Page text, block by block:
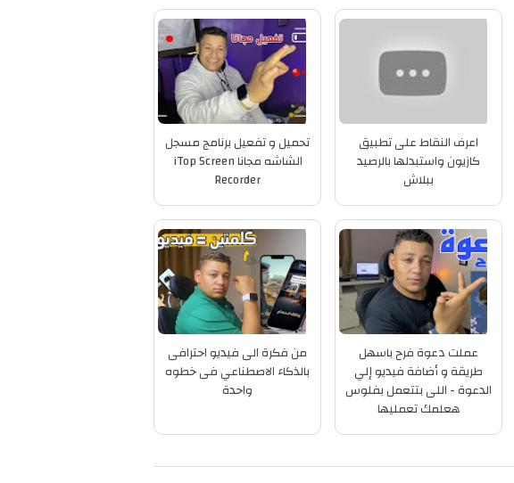
اعرف النقاط على تطبيق
كازيون واستبدلها بالرصيد
ببلاش
تحميل و تفعيل برنامج مسجل
الشاشه مجانا iTop Screen
Recorder
عملت دعوة فرح باسهل
طريقة و أضافة فيديو إلي
الدعوة - اللى بتتعمل بفلوس
هعلمك تعمليها
من فكرة الى فيديو احترافى
بالذكاء الاصطناعي فى خطوه
واحدة